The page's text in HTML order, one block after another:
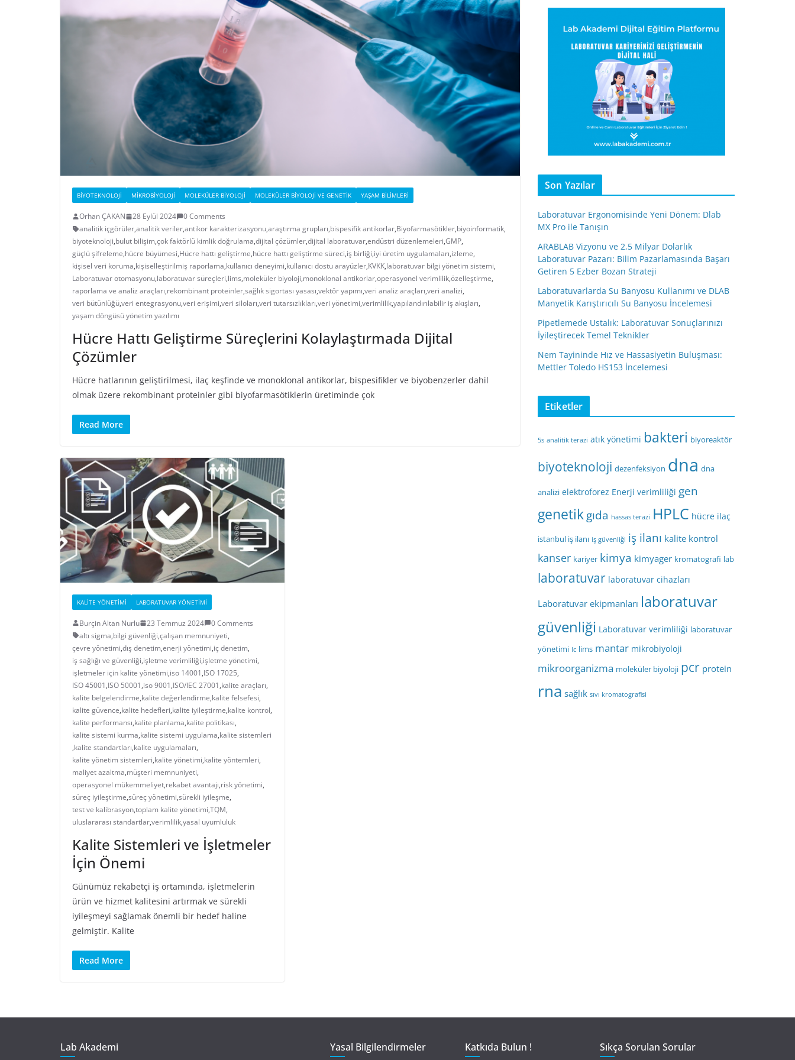
BIYOTEKNOLOJI MIKROBIYOLOJI MOLEKÜLER BIYOLOJI MOLEKÜLER BIYOLOJI VE GENETIK YAŞAM BILIMLERI
Orhan ÇAKAN 28 Eylül 2024
0 Comments
analitik içgörüler,analitik veriler,antikor karakterizasyonu,araştırma grupları,bispesifik antikorlar,Biyofarmasötikler,biyoinformatik,
biyoteknoloji,bulut bilişim,çok faktörlü kimlik doğrulama,dijital çözümler,dijital laboratuvar,endüstri düzenlemeleri,GMP,
güçlü şifreleme,hücre büyümesi,Hücre hattı geliştirme,hücre hattı geliştirme süreci,iş birliği,iyi üretim uygulamaları,izleme,
kişisel veri koruma,kişiselleştirilmiş raporlama,kullanıcı deneyimi,kullanıcı dostu arayüzler,KVKK,laboratuvar bilgi yönetim sistemi,
Laboratuvar otomasyonu,laboratuvar süreçleri,lims,moleküler biyoloji,monoklonal antikorlar,operasyonel verimlilik,özelleştirme,
raporlama ve analiz araçları,rekombinant proteinler,sağlık sigortası yasası,vektör yapımı,veri analiz araçları,veri analizi,
veri bütünlüğü,veri entegrasyonu,veri erişimi,veri siloları,veri tutarsızlıkları,veri yönetimi,verimlilik,yapılandırılabilir iş akışları,
yaşam döngüsü yönetim yazılımı
Hücre Hattı Geliştirme Süreçlerini Kolaylaştırmada Dijital
Çözümler
Hücre hatlarının geliştirilmesi, ilaç keşfinde ve monoklonal antikorlar, bispesifikler ve biyobenzerler dahil
olmak üzere rekombinant proteinler gibi biyofarmasötiklerin üretiminde çok
Read More
KALITE YÖNETIMI LABORATUVAR YÖNETIMI
Burçin Altan Nurlu 23 Temmuz 2024
0 Comments
altı sigma,bilgi güvenliği,çalışan memnuniyeti,
çevre yönetimi,dış denetim,enerji yönetimi,iç denetim,
iş sağlığı ve güvenliği,işletme verimliliği,işletme yönetimi,
işletmeler için kalite yönetimi,iso 14001,ISO 17025,
ISO 45001,ISO 50001,iso 9001,ISO/IEC 27001,kalite araçları,
kalite belgelendirme,kalite değerlendirme,kalite felsefesi,
kalite güvence,kalite hedefleri,kalite iyileştirme,kalite kontrol,
kalite performansı,kalite planlama,kalite politikası,
kalite sistemi kurma,kalite sistemi uygulama,kalite sistemleri
,kalite standartları,kalite uygulamaları,
kalite yönetim sistemleri,kalite yönetimi,kalite yöntemleri,
maliyet azaltma,müşteri memnuniyeti,
operasyonel mükemmeliyet,rekabet avantajı,risk yönetimi,
süreç iyileştirme,süreç yönetimi,sürekli iyileşme,
test ve kalibrasyon,toplam kalite yönetimi,TQM,
uluslararası standartlar,verimlilik,yasal uyumluluk
Kalite Sistemleri ve İşletmeler
İçin Önemi
Günümüz rekabetçi iş ortamında, işletmelerin
ürün ve hizmet kalitesini artırmak ve sürekli
iyileşmeyi sağlamak önemli bir hedef haline
gelmiştir. Kalite
Read More
Son Yazılar
Laboratuvar Ergonomisinde Yeni Dönem: Dlab
MX Pro ile Tanışın
ARABLAB Vizyonu ve 2,5 Milyar Dolarlık
Laboratuvar Pazarı: Bilim Pazarlamasında Başarı
Getiren 5 Ezber Bozan Strateji
Laboratuvarlarda Su Banyosu Kullanımı ve DLAB
Manyetik Karıştırıcılı Su Banyosu İncelemesi
Pipetlemede Ustalık: Laboratuvar Sonuçlarınızı
İyileştirecek Temel Teknikler
Nem Tayininde Hız ve Hassasiyetin Buluşması:
Mettler Toledo HS153 İncelemesi
Etiketler
5s analitik terazi atık yönetimi bakteri biyoreaktör
biyoteknoloji dezenfeksiyon dna dna
analizi elektroforez Enerji verimliliği gen
genetikgıda hassas terazi HPLC hücre ilaç
istanbul iş ilanı iş güvenliği iş ilanı kalite kontrol
kanser kariyer kimya kimyager kromatografi lab
laboratuvar laboratuvar cihazları
Laboratuvar ekipmanları laboratuvar
güvenliği Laboratuvar verimliliği laboratuvar
yönetimi lc lims mantar mikrobiyoloji
mikroorganizma moleküler biyoloji pcr protein
rna sağlık sıvı kromatografisi
Lab Akademi Yasal Bilgilendirmeler Katkıda Bulun ! Sıkça Sorulan Sorular